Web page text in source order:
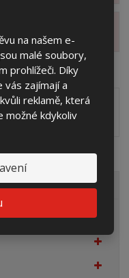
na našem e-
malé soubory,
prohlížeči. Díky
vás zajímají a
reklamě, která
možné kdykoliv
včetně rozložení